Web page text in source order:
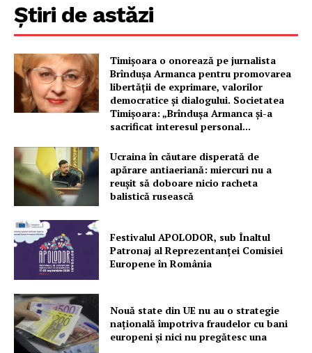
Un proiect
FREEDOM HOUSE ROMÂNIA
PRESShub
Despre noi / Echipa
Proiecte editoriale
Rețea
Contact
Știri de astăzi
Timișoara o onorează pe jurnalista
Brîndușa Armanca pentru promovarea
libertății de exprimare, valorilor
democratice și dialogului. Societatea
Timișoara: „Brîndușa Armanca și-a
sacrificat interesul personal...
Ucraina în căutare disperată de
apărare antiaeriană: miercuri nu a
reușit să doboare nicio racheta
balistică rusească
Festivalul APOLODOR, sub Înaltul
Patronaj al Reprezentanței Comisiei
Europene în România
Nouă state din UE nu au o strategie
națională împotriva fraudelor cu bani
europeni și nici nu pregătesc una